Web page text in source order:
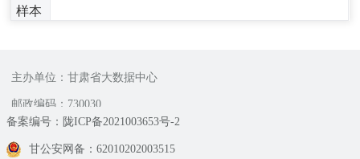
样本
主办单位：甘肃省大数据中心
邮政编码：730030
备案编号：陇ICP备2021003653号-2
甘公安网备：62010202003515